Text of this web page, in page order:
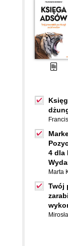
4 dla
Marta
Twój